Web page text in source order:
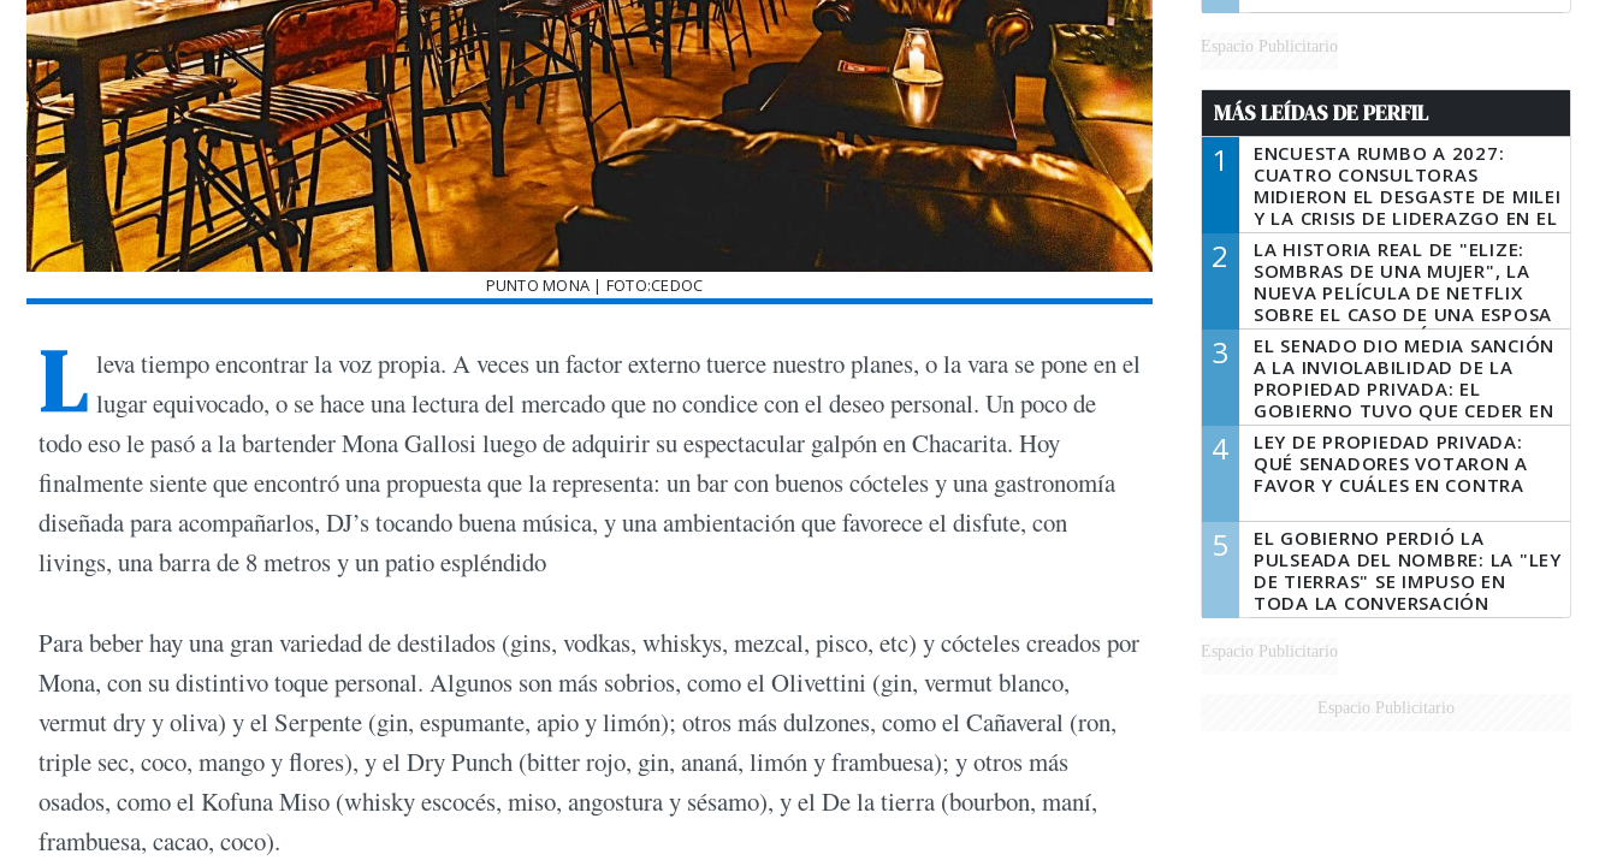
PUNTO MONA | FOTO:CEDOC
L leva tiempo encontrar la voz propia. A veces un factor externo tuerce nuestro planes, o la vara se pone en el
lugar equivocado, o se hace una lectura del mercado que no condice con el deseo personal. Un poco de
todo eso le pasó a la bartender Mona Gallosi luego de adquirir su espectacular galpón en Chacarita. Hoy
finalmente siente que encontró una propuesta que la representa: un bar con buenos cócteles y una gastronomía
diseñada para acompañarlos, DJ’s tocando buena música, y una ambientación que favorece el disfute, con
livings, una barra de 8 metros y un patio espléndido
Para beber hay una gran variedad de destilados (gins, vodkas, whiskys, mezcal, pisco, etc) y cócteles creados por
Mona, con su distintivo toque personal. Algunos son más sobrios, como el Olivettini (gin, vermut blanco,
vermut dry y oliva) y el Serpente (gin, espumante, apio y limón); otros más dulzones, como el Cañaveral (ron,
triple sec, coco, mango y flores), y el Dry Punch (bitter rojo, gin, ananá, limón y frambuesa); y otros más
osados, como el Kofuna Miso (whisky escocés, miso, angostura y sésamo), y el De la tierra (bourbon, maní,
frambuesa, cacao, coco).
Espacio Publicitario
MÁS LEÍDAS DE PERFIL
1
ENCUESTA RUMBO A 2027:
CUATRO CONSULTORAS
MIDIERON EL DESGASTE DE MILEI
Y LA CRISIS DE LIDERAZGO EN EL
PERONISMO
2
LA HISTORIA REAL DE "ELIZE:
SOMBRAS DE UNA MUJER", LA
NUEVA PELÍCULA DE NETFLIX
SOBRE EL CASO DE UNA ESPOSA
QUE DESCUARTIZÓ A SU
MARIDO
3
EL SENADO DIO MEDIA SANCIÓN
A LA INVIOLABILIDAD DE LA
PROPIEDAD PRIVADA: EL
GOBIERNO TUVO QUE CEDER EN
LA LEY DEL MANEJO DEL FUEGO
4
LEY DE PROPIEDAD PRIVADA:
QUÉ SENADORES VOTARON A
FAVOR Y CUÁLES EN CONTRA
5
EL GOBIERNO PERDIÓ LA
PULSEADA DEL NOMBRE: LA "LEY
DE TIERRAS" SE IMPUSO EN
TODA LA CONVERSACIÓN
DIGITAL
Espacio Publicitario
Espacio Publicitario